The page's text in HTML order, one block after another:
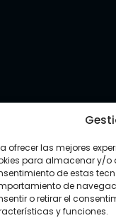
ofrecer las mejores
para almacenar y/o
de estas
de
o retirar el
y funciones.